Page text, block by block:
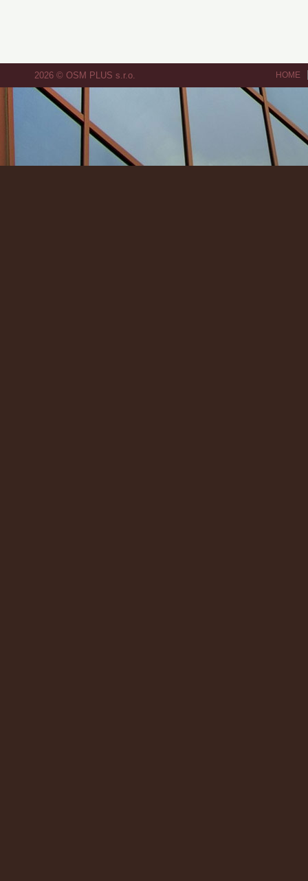
2026 © OSM PLUS s.r.o. HOME